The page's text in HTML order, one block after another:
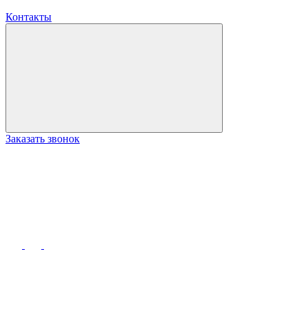
Контакты
Заказать звонок